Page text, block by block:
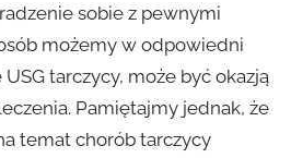
sobie z pewnymi
możemy w odpowiedni
tarczycy, może być okazją
Pamiętajmy jednak, że
temat chorób tarczycy